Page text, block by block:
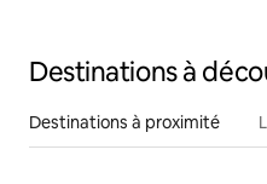
Destinations à
Destinations à proximité